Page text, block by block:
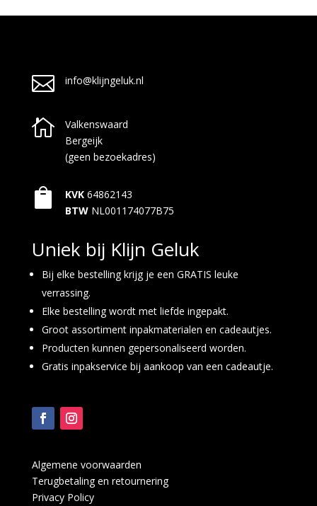
 info@klijngeluk.nl

Valkenswaard
Bergeijk
(geen bezoekadres)
 KVK 64862143
BTW NL001174077B75
Uniek bij Klijn Geluk
Bij elke bestelling krijg je een GRATIS leuke
verrassing.
Elke bestelling wordt met liefde ingepakt.
Groot assortiment inpakmaterialen en cadeautjes.
Producten kunnen gepersonaliseerd worden.
Gratis inpakservice bij aankoop van een cadeautje.
Algemene voorwaarden
Terugbetaling en retournering
Privacy Policy